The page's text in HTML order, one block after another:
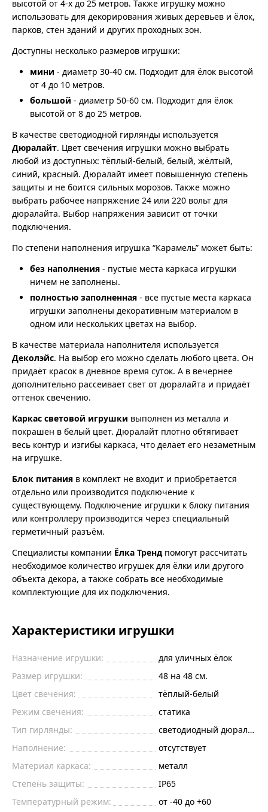
высотой от 4-х до 25 метров. Также игрушку можно
использовать для декорирования живых деревьев и ёлок,
парков, стен зданий и других проходных зон.
Доступны несколько размеров игрушки:
мини - диаметр 30-40 см. Подходит для ёлок высотой
от 4 до 10 метров.
большой - диаметр 50-60 см. Подходит для ёлок
высотой от 8 до 25 метров.
В качестве светодиодной гирлянды используется
Дюралайт. Цвет свечения игрушки можно выбрать
любой из доступных: тёплый-белый, белый, жёлтый,
синий, красный. Дюралайт имеет повышенную степень
защиты и не боится сильных морозов. Также можно
выбрать рабочее напряжение 24 или 220 вольт для
дюралайта. Выбор напряжения зависит от точки
подключения.
По степени наполнения игрушка “Карамель” может быть:
без наполнения - пустые места каркаса игрушки
ничем не заполнены.
полностью заполненная - все пустые места каркаса
игрушки заполнены декоративным материалом в
одном или нескольких цветах на выбор.
В качестве материала наполнителя используется
Деколэйс. На выбор его можно сделать любого цвета. Он
придаёт красок в дневное время суток. А в вечернее
дополнительно рассеивает свет от дюралайта и придаёт
оттенок свечению.
Каркас световой игрушки выполнен из металла и
покрашен в белый цвет. Дюралайт плотно обтягивает
весь контур и изгибы каркаса, что делает его незаметным
на игрушке.
Блок питания в комплект не входит и приобретается
отдельно или производится подключение к
существующему. Подключение игрушки к блоку питания
или контроллеру производится через специальный
герметичный разъём.
Специалисты компании Ёлка Тренд помогут рассчитать
необходимое количество игрушек для ёлки или другого
объекта декора, а также собрать все необходимые
комплектующие для их подключения.
Характеристики игрушки
Назначение игрушки:
для уличных ёлок
Размер игрушки:
48 на 48 см.
Цвет свечения:
тёплый-белый
Режим свечения:
статика
Тип гирлянды:
светодиодный дюралайт
Наполнение:
отсутствует
Материал каркаса:
металл
Степень защиты:
IP65
Температурный режим:
от -40 до +60